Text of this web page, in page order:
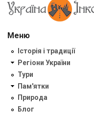
Меню
Історія і традиції
Регіони України
Тури
Пам'ятки
Природа
Блог